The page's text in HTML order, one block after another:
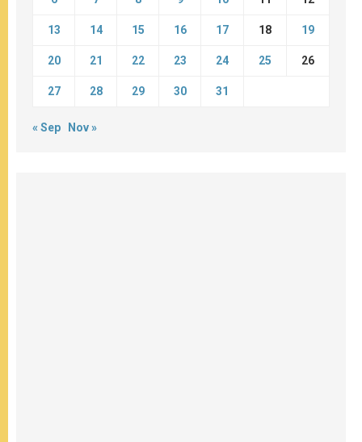
13 14 15 16 17 18 19
20 21 22 23 24 25 26
27 28 29 30 31
« Sep Nov »